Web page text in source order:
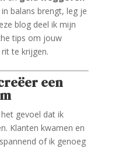
balans brengt, leg je
blog deel ik mijn
tips om jouw
te krijgen.
een
gevoel dat ik
Klanten kwamen en
of ik genoeg